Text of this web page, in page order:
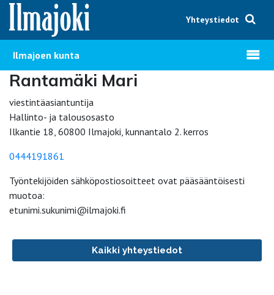
Hyppää sisältöön
Yhteystiedot
Ilmajoen kunta Avaa
Rantamäki Mari
viestintäasiantuntija
Hallinto- ja talousosasto
Ilkantie 18, 60800 Ilmajoki, kunnantalo 2. kerros
0444191861
Työntekijöiden sähköpostiosoitteet ovat pääsääntöisesti
muotoa:
etunimi.sukunimi@ilmajoki.fi
Kaikki yhteystiedot